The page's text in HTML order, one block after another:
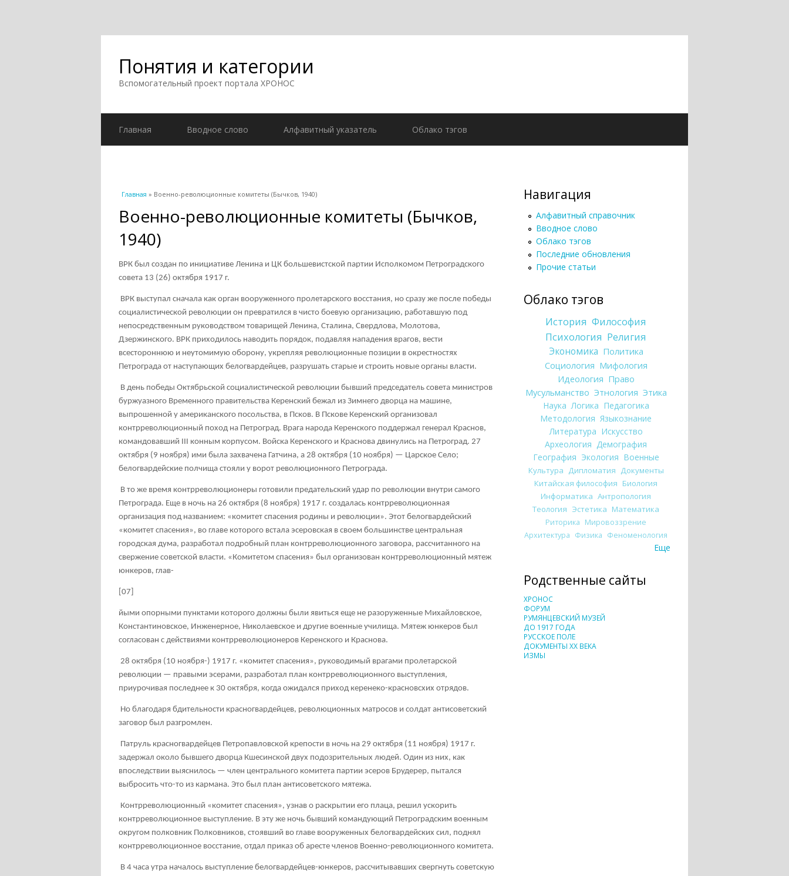
Понятия и категории
Вспомогательный проект портала ХРОНОС
Главная Вводное слово Алфавитный указатель Облако тэгов
Вы здесь
Главная » Военно-революционные комитеты (Бычков, 1940)
Военно-революционные комитеты (Бычков,
1940)
ВРК был создан по инициативе Ленина и ЦК большевистской партии Исполкомом Петроградского
совета 13 (26) октября 1917 г.
ВРК выступал сначала как орган вооруженного пролетарского восстания, но сразу же после победы
социалистической революции он превратился в чисто боевую организацию, работавшую под
непосредственным руководством товарищей Ленина, Сталина, Свердлова, Молотова,
Дзержинского. ВРК приходилось наводить порядок, подавляя нападения врагов, вести
всестороннюю и неутомимую оборону, укрепляя революционные позиции в окрестностях
Петрограда от наступающих белогвардейцев, разрушать старые и строить новые органы власти.
В день победы Октябрьской социалистической революции бывший председатель совета министров
буржуазного Временного правительства Керенский бежал из Зимнего дворца на машине,
выпрошенной у американского посольства, в Псков. В Пскове Керенский организовал
контрреволюционный поход на Петроград. Врага народа Керенского поддержал генерал Краснов,
командовавший III конным корпусом. Войска Керенского и Краснова двинулись на Петроград. 27
октября (9 ноября) ими была захвачена Гатчина, а 28 октября (10 ноября) — Царское Село;
белогвардейские полчища стояли у ворот революционного Петрограда.
В то же время контрреволюционеры готовили предательский удар по революции внутри самого
Петрограда. Еще в ночь на 26 октября (8 ноября) 1917 г. создалась контрреволюционная
организация под названием: «комитет спасения родины и революции». Этот белогвардейский
«комитет спасения», во главе которого встала эсеровская в своем большинстве центральная
городская дума, разработал подробный план контрреволюционного заговора, рассчитанного на
свержение советской власти. «Комитетом спасения» был организован контрреволюционный мятеж
юнкеров, глав-
[07]
йыми опорными пунктами которого должны были явиться еще не разоруженные Михайловское,
Константиновское, Инженерное, Николаевское и другие военные училища. Мятеж юнкеров был
согласован с действиями контрреволюционеров Керенского и Краснова.
28 октября (10 ноября-) 1917 г. «комитет спасения», руководимый врагами пролетарской
революции — правыми эсерами, разработал план контрреволюционного выступления,
приурочивая последнее к 30 октября, когда ожидался приход керенеко-красновсхих отрядов.
Но благодаря бдительности красногвардейцев, революционных матросов и солдат антисоветский
заговор был разгромлен.
Патруль красногвардейцев Петропавловской крепости в ночь на 29 октября (11 ноября) 1917 г.
задержал около бывшего дворца Кшесинской двух подозрительных людей. Один из них, как
впоследствии выяснилось — член центрального комитета партии эсеров Брудерер, пытался
выбросить что-то из кармана. Это был план антисоветского мятежа.
Контрреволюционный «комитет спасения», узнав о раскрытии его плаца, решил ускорить
контрреволюционное выступление. В эту же ночь бывший командующий Петроградским военным
округом полковник Полковников, стоявший во главе вооруженных белогвардейских сил, поднял
контрреволюционное восстание, отдал приказ об аресте членов Военно-революционного комитета.
В 4 часа утра началось выступление белогвардейцев-юнкеров, рассчитывавших свергнуть советскую
Навигация
Алфавитный справочник
Вводное слово
Облако тэгов
Последние обновления
Прочие статьи
Облако тэгов
История Философия
Психология Религия
Экономика Политика
Социология Мифология
Идеология Право
Мусульманство Этнология Этика
Наука Логика Педагогика
Методология Языкознание
Литература Искусство
Археология Демография
География Экология Военные
Культура Дипломатия Документы
Китайская философия Биология
Информатика Антропология
Теология Эстетика Математика
Риторика Мировоззрение
Архитектура Физика Феноменология
Еще
Родственные сайты
ХРОНОС
ФОРУМ
РУМЯНЦЕВСКИЙ МУЗЕЙ
ДО 1917 ГОДА
РУССКОЕ ПОЛЕ
ДОКУМЕНТЫ XX ВЕКА
ИЗМЫ